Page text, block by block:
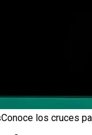
Conoce los cruces